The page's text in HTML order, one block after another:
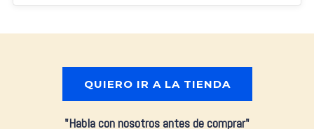
QUIERO IR A LA TIENDA
"Habla con nosotros antes de comprar"